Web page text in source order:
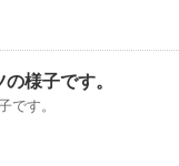
様子です。
です。